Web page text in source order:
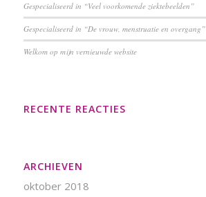
Gespecialiseerd in “Veel voorkomende ziektebeelden”
Gespecialiseerd in “De vrouw, menstruatie en overgang”
Welkom op mijn vernieuwde website
RECENTE REACTIES
ARCHIEVEN
oktober 2018